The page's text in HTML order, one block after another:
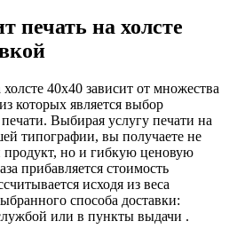
печать на холсте
40х40 зависит от множества
которых является выбор
Выбирая услугу печати на
типографии, вы получаете не
продукт, но и гибкую ценовую
прибавляется стоимость
исходя из веса
способа доставки:
или в пункты выдачи .